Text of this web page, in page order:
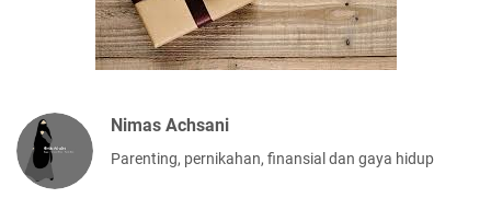
Nimas Achsani
Parenting, pernikahan, finansial dan gaya hidup